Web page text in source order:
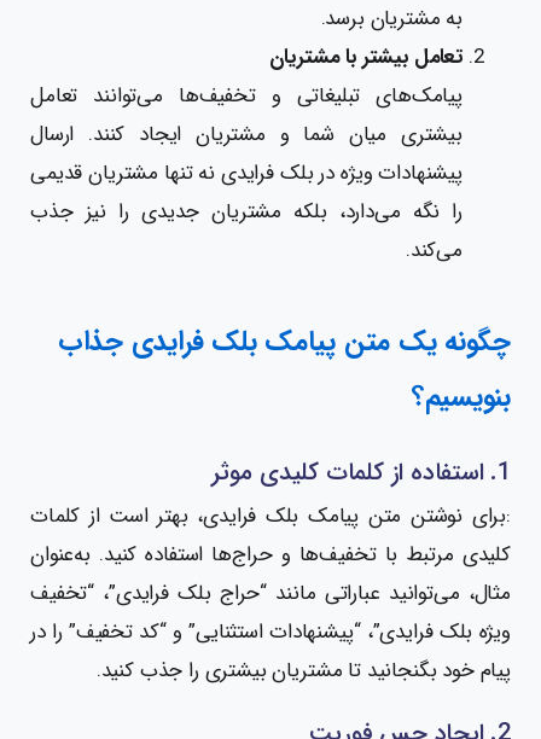
به مشتریان برسد.
تعامل بیشتر با مشتریان
پیامک‌های تبلیغاتی و تخفیف‌ها می‌توانند تعامل
بیشتری میان شما و مشتریان ایجاد کنند. ارسال
پیشنهادات ویژه در بلک فرایدی نه تنها مشتریان قدیمی
را نگه می‌دارد، بلکه مشتریان جدیدی را نیز جذب
می‌کند.
چگونه یک متن پیامک بلک فرایدی جذاب
بنویسیم؟
1. استفاده از کلمات کلیدی موثر
:برای نوشتن متن پیامک بلک فرایدی، بهتر است از کلمات
کلیدی مرتبط با تخفیف‌ها و حراج‌ها استفاده کنید. به‌عنوان
مثال، می‌توانید عباراتی مانند “حراج بلک فرایدی”، “تخفیف
ویژه بلک فرایدی”، “پیشنهادات استثنایی” و “کد تخفیف” را در
پیام خود بگنجانید تا مشتریان بیشتری را جذب کنید.